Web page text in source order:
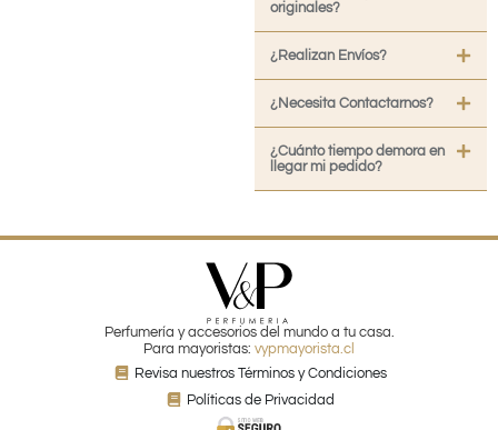
originales?
¿Realizan Envíos?
¿Necesita Contactarnos?
¿Cuánto tiempo demora en
llegar mi pedido?
Perfumería y accesorios del mundo a tu casa.
Para mayoristas: vypmayorista.cl
Revisa nuestros Términos y Condiciones
Políticas de Privacidad